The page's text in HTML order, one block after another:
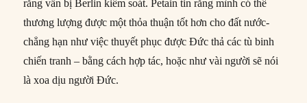
rằng vẫn bị Berlin kiểm soát. Petain tin rằng mình có thể
thương lượng được một thỏa thuận tốt hơn cho đất nước-
chẳng hạn như việc thuyết phục được Đức thả các tù binh
chiến tranh – bằng cách hợp tác, hoặc như vài người sẽ nói
là xoa dịu người Đức.